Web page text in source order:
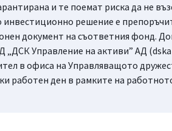
и те поемат риска да не
решение е
документ на съответния фонд.
„ДСК Управление на активи” АД
в офиса на Управляващото
работен ден в рамките на